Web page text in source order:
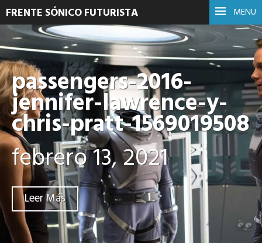
MENU
FRENTE SÓNICO FUTURISTA
passengers-2016-
jennifer-lawrence-y-
chris-pratt-1569019508
febrero 13, 2021
Leer Más